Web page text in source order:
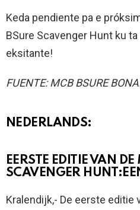
Keda pendiente pa e
BSure Scavenger Hunt ku
eksitante!
FUENTE: MCB BSURE
NEDERLANDS:
EERSTE EDITIE VAN
SCAVENGER
Kralendijk,- De eerste editie